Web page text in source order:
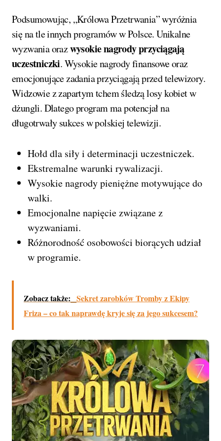
Podsumowując, „Królowa Przetrwania” wyróżnia
się na tle innych programów w Polsce. Unikalne
wyzwania orazwysokie nagrody przyciągają
uczestniczki. Wysokie nagrody finansowe oraz
emocjonujące zadania przyciągają przed telewizory.
Widzowie z zapartym tchem śledzą losy kobiet w
dżungli. Dlatego program ma potencjał na
długotrwały sukces w polskiej telewizji.
Hołd dla siły i determinacji uczestniczek.
Ekstremalne warunki rywalizacji.
Wysokie nagrody pieniężne motywujące do
walki.
Emocjonalne napięcie związane z
wyzwaniami.
Różnorodność osobowości biorących udział
w programie.
Zobacz także: Sekret zarobków Tromby z Ekipy
Friza – co tak naprawdę kryje się za jego sukcesem?